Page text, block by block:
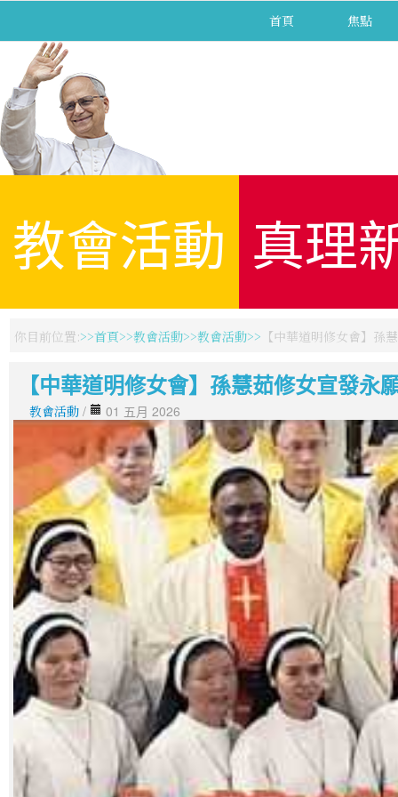
首頁 焦點
教會活動 真理
你目前位置: 首頁 教會活動 教會活動 【中華道明修女會】孫
【中華道明修女會】孫慧茹修女宣發永
教會活動 / 01 五月 2026